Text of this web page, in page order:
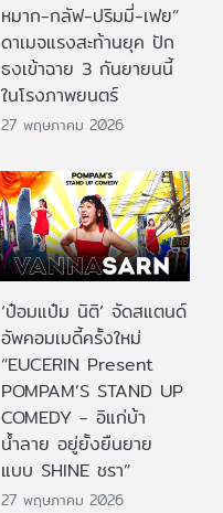
หมาก-กลัฟ-ปริมมี่-เฟย”
ดาเมจแรงสะท้านยุค ปัก
ธงเข้าฉาย 3 กันยายนนี้
ในโรงภาพยนตร์
27 พฤษภาคม 2026
‘ป๋อมแป๋ม นิติ’ จัดสแตนด์
อัพคอมเมดี้ครั้งใหม่
“EUCERIN Present
POMPAM’S STAND UP
COMEDY - อิแก่บ้า
น้ำลาย อยู่ยั้งยืนยาย
แบบ SHINE ชรา”
27 พฤษภาคม 2026